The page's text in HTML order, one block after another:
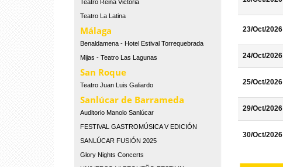
Teatro Reina Victoria
Teatro La Latina
Málaga
Benaldamena - Hotel Estival Torrequebrada
Mijas - Teatro Las Lagunas
San Roque
Teatro Juan Luis Galiardo
Sanlúcar de Barrameda
Auditorio Manolo Sanlúcar
FESTIVAL GASTROMÚSICA V EDICIÓN
SANLÚCAR FUSIÓN 2025
Glory Nights Concerts
23/Oct/2026
24/Oct/2026
25/Oct/2026
29/Oct/2026
30/Oct/2026